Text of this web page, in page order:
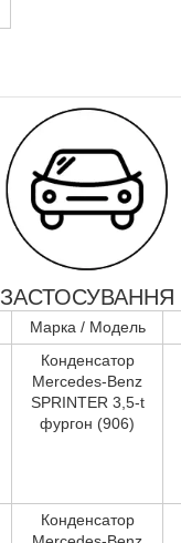
ЗАСТОСУВАННЯ
Марка / Модель
Конденсатор
Mercedes-Benz
SPRINTER 3,5-t
фургон (906)
Конденсатор